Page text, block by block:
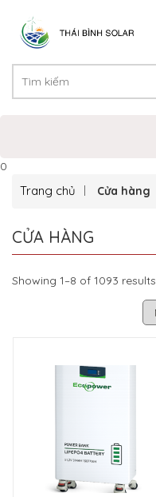
0
Trang chủ Cửa hàng
CỬA HÀNG
Showing 1–8 of 1093 results